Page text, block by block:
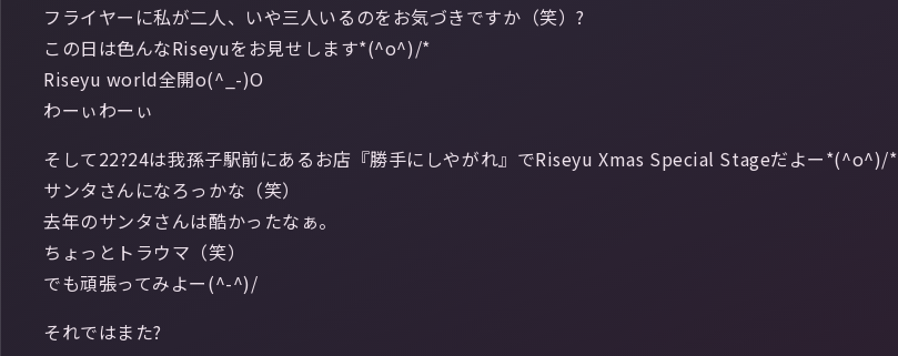
フライヤーに私が二人、いや三人いるのをお気づきですか（笑）?
この日は色んなRiseyuをお見せします*(^o^)/*
Riseyu world全開o(^_-)O
わーぃわーぃ
そして22?24は我孫子駅前にあるお店『勝手にしやがれ』でRiseyu Xmas Special Stageだよー*(^o^)/*
サンタさんになろっかな（笑）
去年のサンタさんは酷かったなぁ。
ちょっとトラウマ（笑）
でも頑張ってみよー(^-^)/
それではまた?